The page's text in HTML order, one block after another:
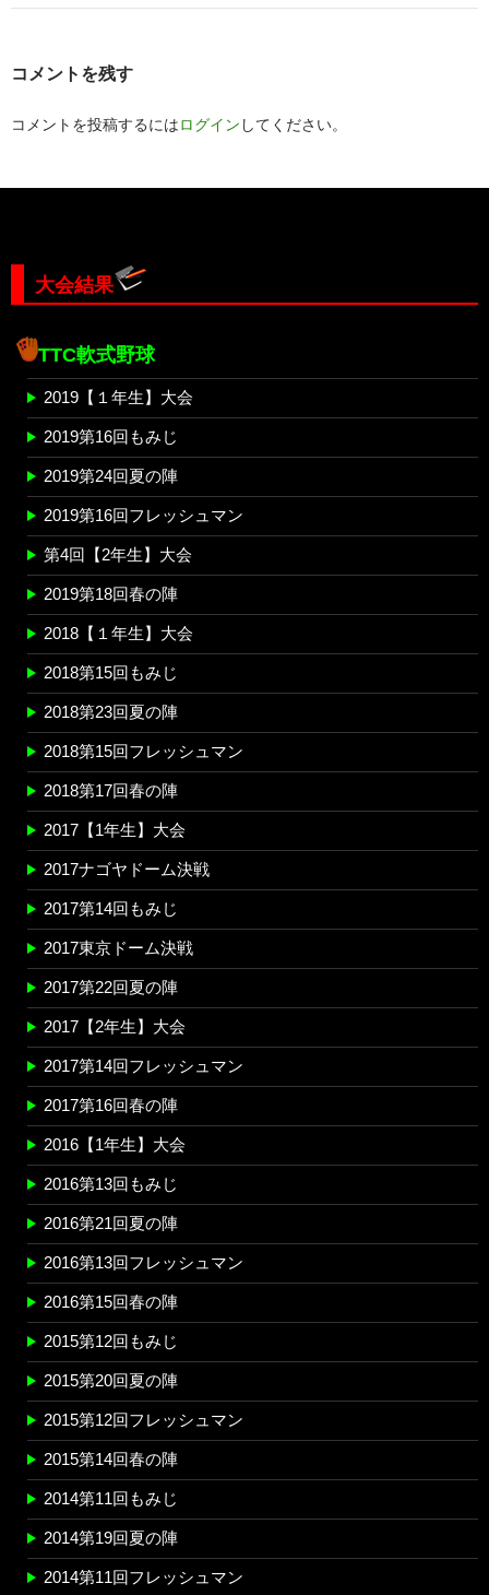
ョ
コメントを残す
コメントを投稿するにはログイン してください。
大会結果
TTC軟式野球
2019【１年生】大会
2019第16回もみじ
2019第24回夏の陣
2019第16回フレッシュマン
第4回【2年生】大会
2019第18回春の陣
2018【１年生】大会
2018第15回もみじ
2018第23回夏の陣
2018第15回フレッシュマン
2018第17回春の陣
2017【1年生】大会
2017ナゴヤドーム決戦
2017第14回もみじ
2017東京ドーム決戦
2017第22回夏の陣
2017【2年生】大会
2017第14回フレッシュマン
2017第16回春の陣
2016【1年生】大会
2016第13回もみじ
2016第21回夏の陣
2016第13回フレッシュマン
2016第15回春の陣
2015第12回もみじ
2015第20回夏の陣
2015第12回フレッシュマン
2015第14回春の陣
2014第11回もみじ
2014第19回夏の陣
2014第11回フレッシュマン